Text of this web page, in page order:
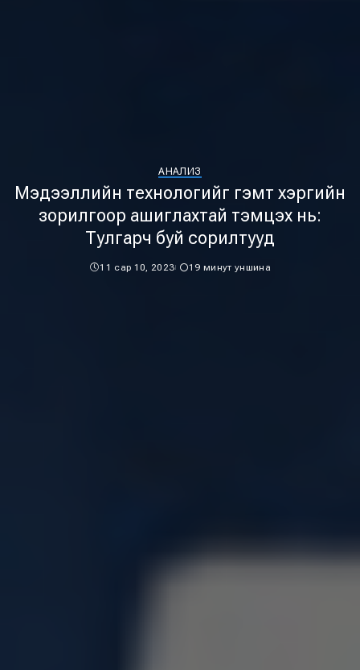
АНАЛИЗ
Мэдээллийн технологийг гэмт хэргийн
зорилгоор ашиглахтай тэмцэх нь:
Тулгарч буй сорилтууд
11 сар 10, 2023 19 минут уншина